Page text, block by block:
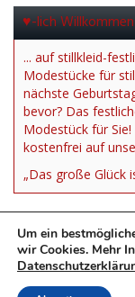
♥-lich Willkommen
... auf stillkleid-
Modestücke für
nächste
bevor? Das
Modestück für
kostenfrei auf
„Das große Glück
Um ein
wir Cookies. Mehr